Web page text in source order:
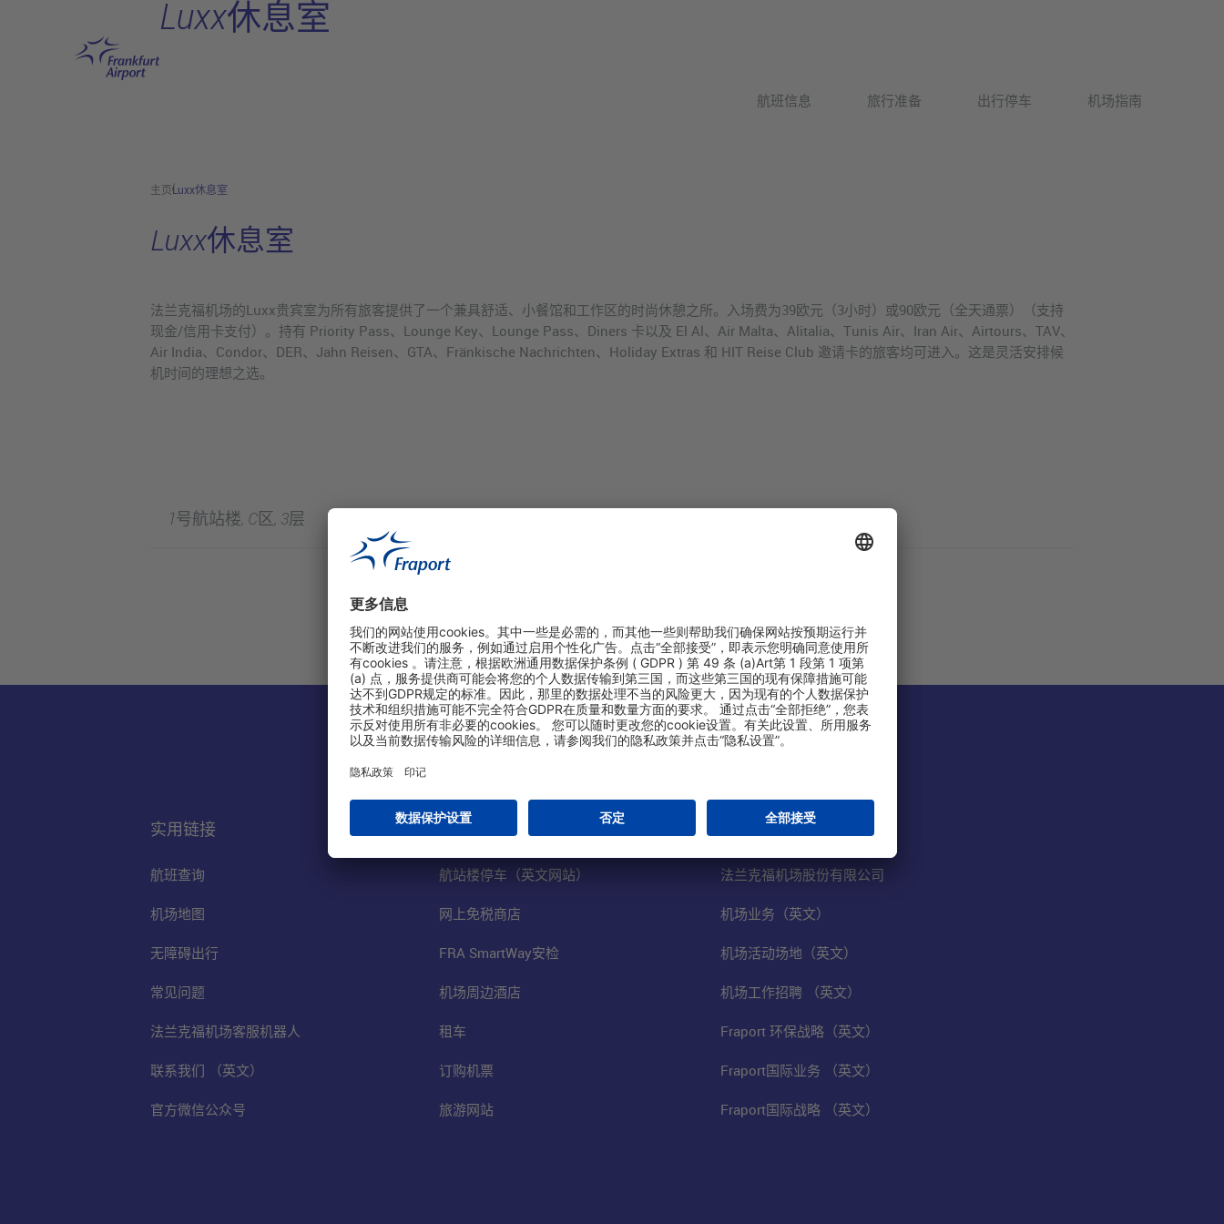
航班信息 旅行准备 出行停车 机场指南
Luxx休息室
主页Luxx休息室
Luxx休息室
法兰克福机场的Luxx贵宾室为所有旅客提供了一个兼具舒适、小餐馆和工作区的时尚休憩之所。入场费为39欧元（3小时）或90欧元（全天通票）（支持
现金/信用卡支付）。持有 Priority Pass、Lounge Key、Lounge Pass、Diners 卡以及 El Al、Air Malta、Alitalia、Tunis Air、Iran Air、Airtours、TAV、
Air India、Condor、DER、Jahn Reisen、GTA、Fränkische Nachrichten、Holiday Extras 和 HIT Reise Club 邀请卡的旅客均可进入。这是灵活安排候
机时间的理想之选。
1号航站楼, C区, 3层
实用链接
航班查询
机场地图
无障碍出行
常见问题
法兰克福机场客服机器人
联系我们 （英文）
官方微信公众号
购物&线上预定
航站楼停车（英文网站）
网上免税商店
FRA SmartWay安检
机场周边酒店
租车
订购机票
旅游网站
关于我们
法兰克福机场股份有限公司
机场业务（英文）
机场活动场地（英文）
机场工作招聘 （英文）
Fraport 环保战略（英文）
Fraport国际业务 （英文）
Fraport国际战略 （英文）